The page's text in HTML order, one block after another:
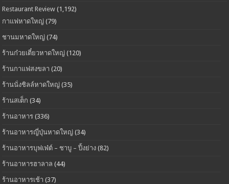
Restaurant Review (1,192)
กาแฟหาดใหญ่ (79)
ชานมหาดใหญ่ (74)
ร้านก๋วยเตี๋ยวหาดใหญ่ (120)
ร้านกาแฟสงขลา (20)
ร้านนั่งชิลล์หาดใหญ่ (35)
ร้านสเต็ก (34)
ร้านอาหาร (336)
ร้านอาหารญี่ปุ่นหาดใหญ่ (34)
ร้านอาหารบุฟเฟ่ต์ – ชาบู – ปิ้งย่าง (82)
ร้านอาหารฮาลาล (44)
ร้านอาหารเช้า (37)